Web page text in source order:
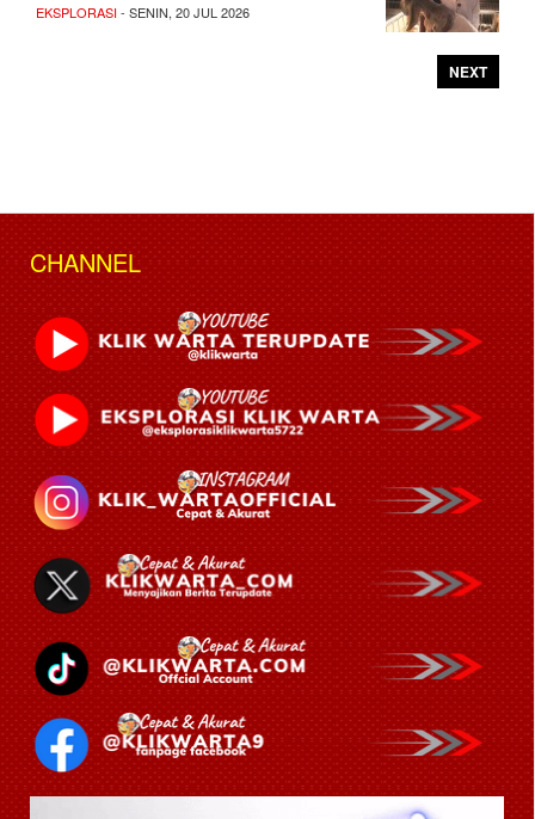
EKSPLORASI- SENIN, 20 JUL 2026
NEXT
CHANNEL